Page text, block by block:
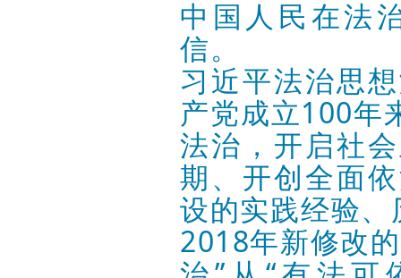
中国人民在法
信。
习近平法治思
产党成立100年
法治，开启社
期、开创全面
设的实践经验、
2018年新修改